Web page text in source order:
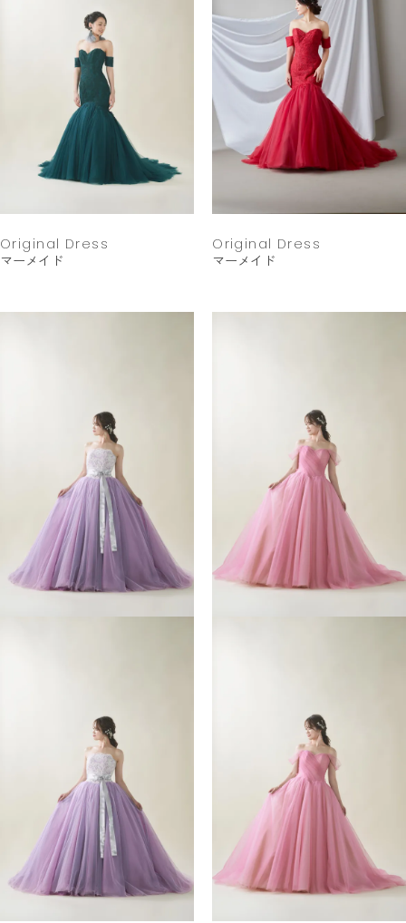
Original Dress
マーメイド
Original Dress
マーメイド